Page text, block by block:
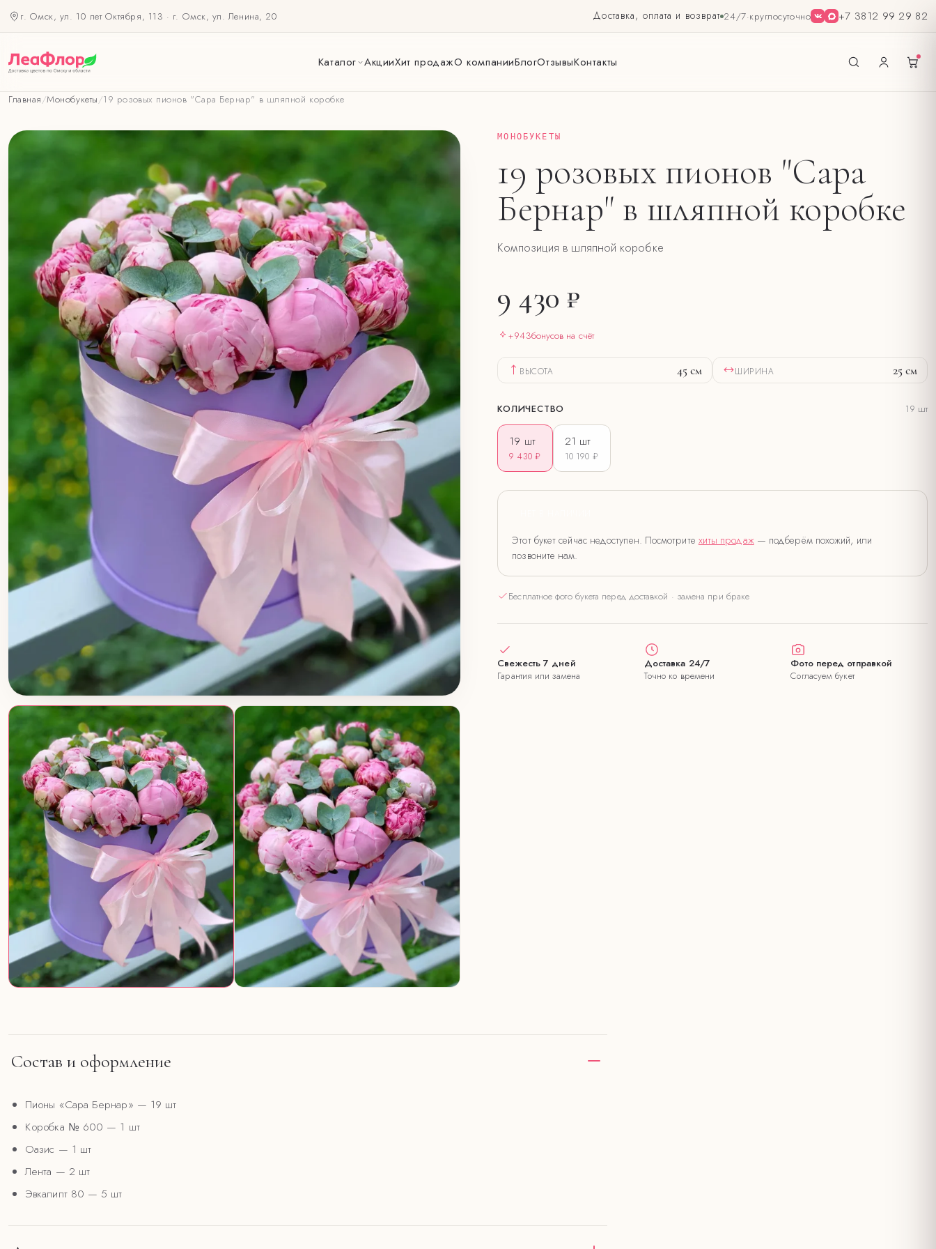
г. Омск, ул. 10 лет Октября, 113 · г. Омск, ул. Ленина, 20 Доставка, оплата и возврат 24/7·круглосуточно +7 3812 99 29 82
Каталог АкцииХит продажО компанииБлогОтзывыКонтакты
Главная/Монобукеты/19 розовых пионов "Сара Бернар" в шляпной коробке
МОНОБУКЕТЫ
19 розовых пионов "Сара
Бернар" в шляпной коробке
Композиция в шляпной коробке
9 430 ₽
+943бонусов на счёт
ВЫСОТА 45 см ШИРИНА 25 см
КОЛИЧЕСТВО 19 шт
19 шт
9 430 ₽
21 шт
10 190 ₽
Этот букет сейчас недоступен. Посмотрите хиты продаж— подберём похожий, или
позвоните нам.
Бесплатное фото букета перед доставкой · замена при браке
Свежесть 7 дней
Гарантия или замена
Доставка 24/7
Точно ко времени
Фото перед отправкой
Согласуем букет
Состав и оформление
Пионы «Сара Бернар» — 19 шт
Коробка № 600 — 1 шт
Оазис — 1 шт
Лента — 2 шт
Эвкалипт 80 — 5 шт